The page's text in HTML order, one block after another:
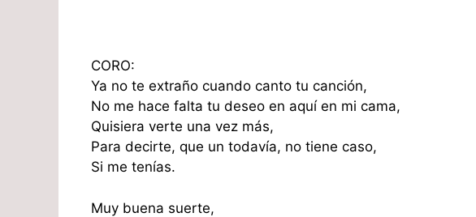
CORO:
Ya no te extraño cuando canto tu canción,
No me hace falta tu deseo en aquí en mi cama,
Quisiera verte una vez más,
Para decirte, que un todavía, no tiene caso,
Si me tenías.
Muy buena suerte,